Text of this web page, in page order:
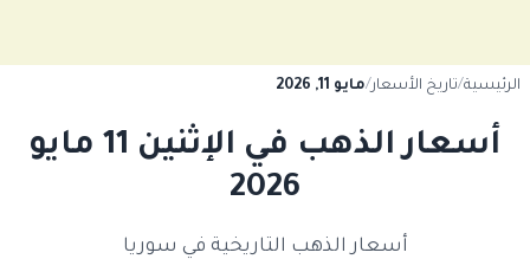
الرئيسية/تاريخ الأسعار/مايو 11, 2026
أسعار الذهب في الإثنين 11 مايو
2026
أسعار الذهب التاريخية في سوريا